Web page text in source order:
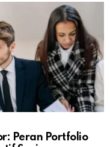
Peran Portfolio